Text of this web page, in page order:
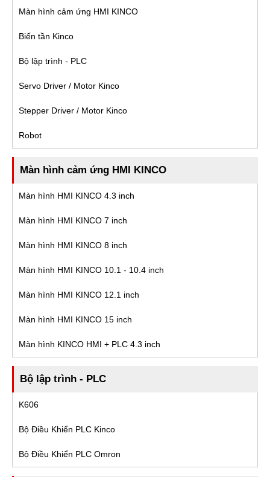
Màn hình cảm ứng HMI KINCO
Biến tần Kinco
Bộ lập trình - PLC
Servo Driver / Motor Kinco
Stepper Driver / Motor Kinco
Robot
Màn hình cảm ứng HMI KINCO
Màn hình HMI KINCO 4.3 inch
Màn hình HMI KINCO 7 inch
Màn hình HMI KINCO 8 inch
Màn hình HMI KINCO 10.1 - 10.4 inch
Màn hình HMI KINCO 12.1 inch
Màn hình HMI KINCO 15 inch
Màn hình KINCO HMI + PLC 4.3 inch
Bộ lập trình - PLC
K606
Bộ Điều Khiển PLC Kinco
Bộ Điều Khiển PLC Omron